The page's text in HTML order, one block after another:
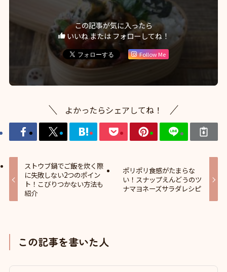
この記事が気に入ったら
いいね または フォローしてね！
Follow Me
よかったらシェアしてね！
ストウブ鍋でご飯を炊く際
に失敗しない2つのポイン
ト！こびりつかない方法も
紹介
ポリポリ食感がたまらな
い！スナップえんどうのツ
ナマヨネーズサラダレシピ
この記事を書いた人